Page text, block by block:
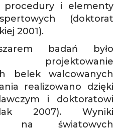
procedury i elementy
(doktorat
2001).
badań było
projektowanie
belek walcowanych
realizowano dzięki
i doktoratowi
2007). Wyniki
na światowych